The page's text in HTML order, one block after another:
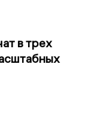
в трех